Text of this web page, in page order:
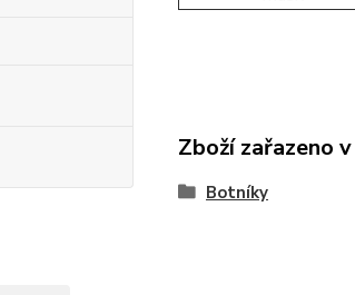
Zboží zařazeno
Botníky